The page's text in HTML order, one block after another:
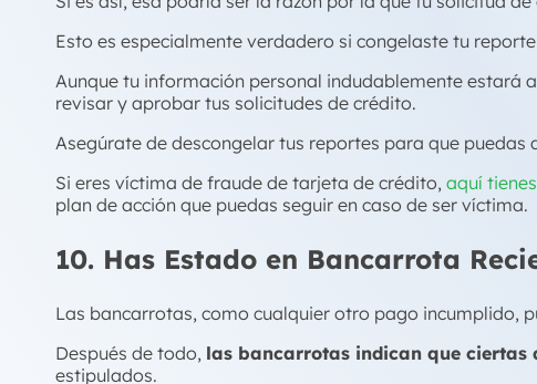
Esto es especialmente verdadero si congelaste tu
Aunque tu información personal indudablemente estará
revisar y aprobar tus solicitudes de crédito.
Asegúrate de descongelar tus reportes para que
Si eres víctima de fraude de tarjeta de crédito, aquí
plan de acción que puedas seguir en caso de ser víctima.
10. Has Estado en Bancarrota
Las bancarrotas, como cualquier otro pago incumplido,
Después de todo, las bancarrotas indican que ciertas
estipulados.